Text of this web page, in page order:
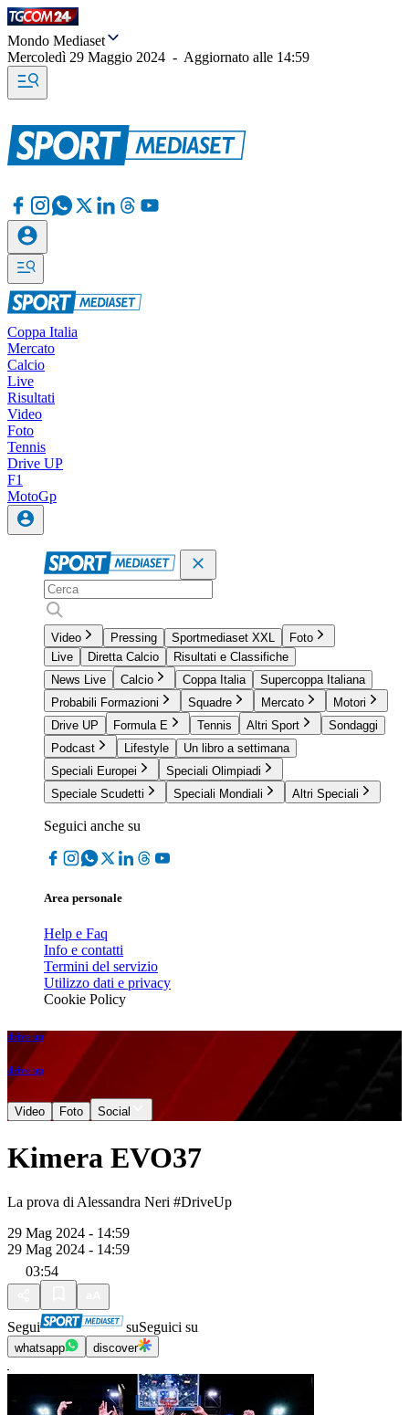
Mondo Mediaset
Mercoledì 29 Maggio 2024 - Aggiornato alle 14:59
Coppa Italia
Mercato
Calcio
Live
Risultati
Video
Foto
Tennis
Drive UP
F1
MotoGp
Video Pressing Sportmediaset XXL
Foto
Live
Diretta Calcio
Risultati e Classifiche
News Live
Calcio Coppa Italia
Supercoppa Italiana
Probabili Formazioni
Squadre Mercato
Motori
Drive UP
Formula E Tennis Altri Sport
Sondaggi
Podcast
Lifestyle
Un libro a settimana
Speciali Europei
Speciali Olimpiadi
Speciale Scudetti
Speciali Mondiali Altri Speciali
Seguici anche su
Area personale
Help e Faq
Info e contatti
Termini del servizio
Utilizzo dati e privacy
Cookie Policy
drive up
drive up
Video Foto Social
Kimera EVO37
La prova di Alessandra Neri #DriveUp
29 Mag 2024 - 14:59
29 Mag 2024 - 14:59
03:54
Segui suSeguici su
whatsapp discover